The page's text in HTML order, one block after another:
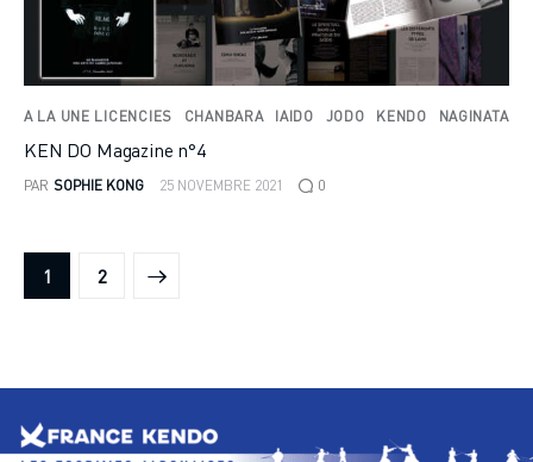
A LA UNE LICENCIES CHANBARA IAIDO JODO KENDO NAGINATA
KEN DO Magazine n°4
PAR SOPHIE KONG 25 NOVEMBRE 2021 0
1 2
>